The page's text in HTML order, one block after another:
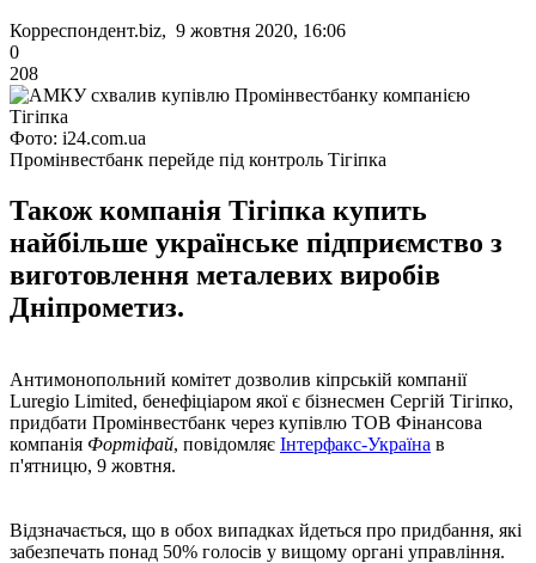
Корреспондент.biz, 9 жовтня 2020, 16:06
0
208
Фото: i24.com.ua
Промінвестбанк перейде під контроль Тігіпка
Також компанія Тігіпка купить
найбільше українське підприємство з
виготовлення металевих виробів
Дніпрометиз.
Антимонопольний комітет дозволив кіпрській компанії
Luregio Limited, бенефіціаром якої є бізнесмен Сергій Тігіпко,
придбати Промінвестбанк через купівлю ТОВ Фінансова
компанія Фортіфай, повідомляє Інтерфакс-Україна в
п'ятницю, 9 жовтня.
Відзначається, що в обох випадках йдеться про придбання, які
забезпечать понад 50% голосів у вищому органі управління.